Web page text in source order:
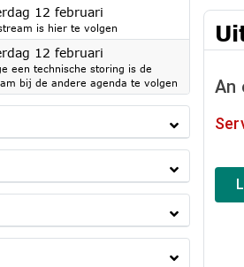
12 februari
is hier te volgen
12 februari
een technische storing is de
bij de andere agenda te volgen